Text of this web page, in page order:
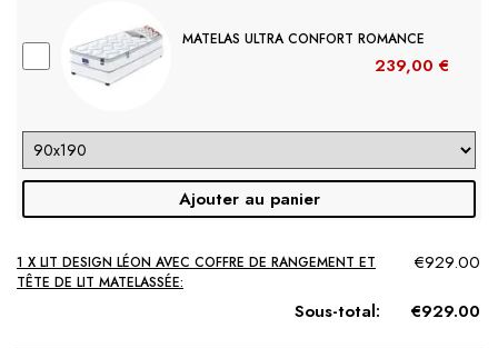
MATELAS ULTRA CONFORT ROMANCE
239,00 €
Ajouter au panier
1 X LIT DESIGN LÉON AVEC COFFRE DE RANGEMENT ET
TÊTE DE LIT MATELASSÉE:
€929.00
Sous-total:
€929.00